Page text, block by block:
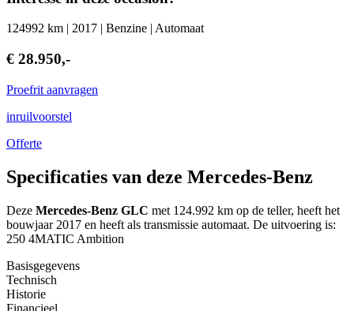
124992 km | 2017 | Benzine | Automaat
€ 28.950,-
Proefrit aanvragen
inruilvoorstel
Offerte
Specificaties van deze Mercedes-Benz
Deze Mercedes-Benz GLC met 124.992 km op de teller, heeft het
bouwjaar 2017 en heeft als transmissie automaat. De uitvoering is:
250 4MATIC Ambition
Basisgegevens
Technisch
Historie
Financieel